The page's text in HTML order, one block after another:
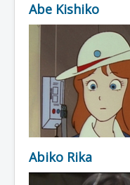
Toku-Actrices
Toku-Critiques
Films
COSAA
Dessins
Artiste Asperger
Abe Kishiko
Abiko Rika